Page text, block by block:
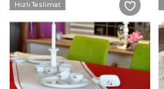
Hızlı Teslimat